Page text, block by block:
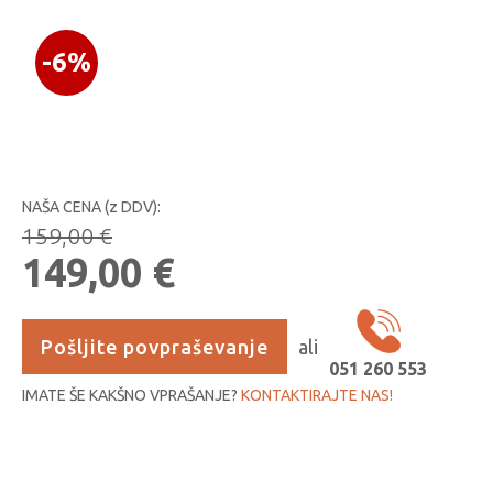
-6%
NAŠA CENA (z DDV):
159,00€
Izvirna
cena
je
bila:
149,00 €Trenutna
cena
je:
149,00 €.
Pošljite povpraševanje ali
051 260 553
IMATE ŠE KAKŠNO VPRAŠANJE? KONTAKTIRAJTE NAS!